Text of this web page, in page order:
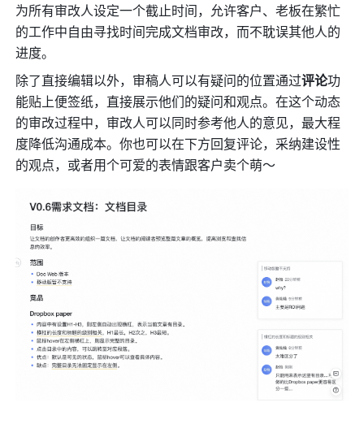
为所有审改人设定一个截止时间，允许客户、老板在繁忙
的工作中自由寻找时间完成文档审改，而不耽误其他人的
进度。
除了直接编辑以外，审稿人可以有疑问的位置通过评论功
能贴上便签纸，直接展示他们的疑问和观点。在这个动态
的审改过程中，审改人可以同时参考他人的意见，最大程
度降低沟通成本。你也可以在下方回复评论，采纳建设性
的观点，或者用个可爱的表情跟客户卖个萌～